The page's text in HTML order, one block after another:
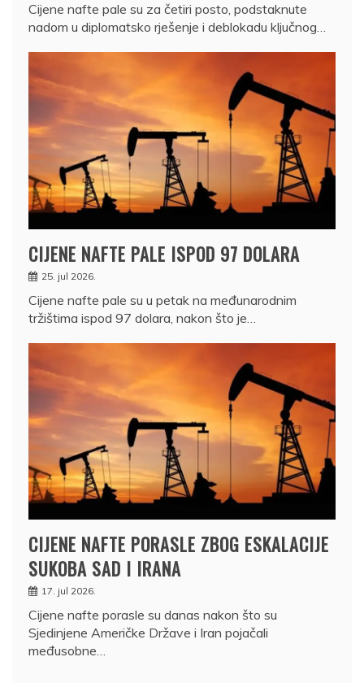
Cijene nafte pale su za četiri posto, podstaknute
nadom u diplomatsko rješenje i deblokadu ključnog…
CIJENE NAFTE PALE ISPOD 97 DOLARA
25. jul 2026.
Cijene nafte pale su u petak na međunarodnim
tržištima ispod 97 dolara, nakon što je…
CIJENE NAFTE PORASLE ZBOG ESKALACIJE
SUKOBA SAD I IRANA
17. jul 2026.
Cijene nafte porasle su danas nakon što su
Sjedinjene Američke Države i Iran pojačali
međusobne…